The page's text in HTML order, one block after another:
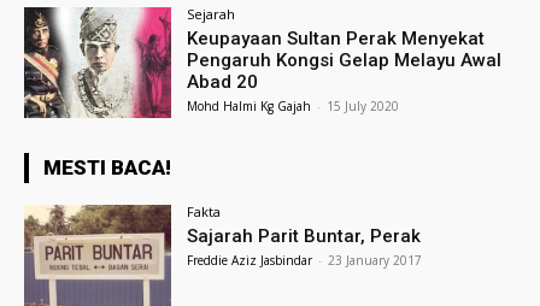
Sejarah
Keupayaan Sultan Perak Menyekat
Pengaruh Kongsi Gelap Melayu Awal
Abad 20
Mohd Halmi Kg Gajah - 15 July 2020
MESTI BACA!
Fakta
Sajarah Parit Buntar, Perak
Freddie Aziz Jasbindar - 23 January 2017